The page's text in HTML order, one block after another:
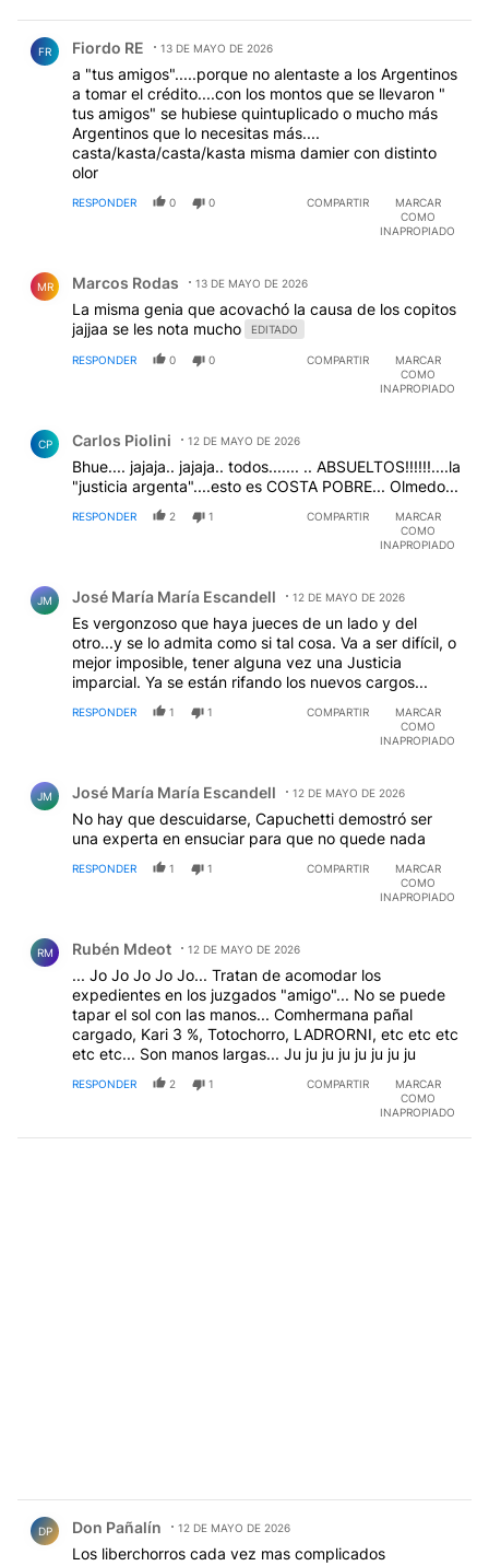
FR Fiordo RE 13 DE MAYO DE 2026
a "tus amigos".....porque no alentaste a los Argentinos
a tomar el crédito....con los montos que se llevaron "
tus amigos" se hubiese quintuplicado o mucho más
Argentinos que lo necesitas más....
casta/kasta/casta/kasta misma damier con distinto
olor
RESPONDER 0 0 COMPARTIR
MARCAR
COMO
INAPROPIADO
MR Marcos Rodas 13 DE MAYO DE 2026
La misma genia que acovachó la causa de los copitos
jajjaa se les nota mucho
EDITADO
RESPONDER 0 0 COMPARTIR
MARCAR
COMO
INAPROPIADO
CP Carlos Piolini 12 DE MAYO DE 2026
Bhue.... jajaja.. jajaja.. todos....... .. ABSUELTOS!!!!!!....la
"justicia argenta"....esto es COSTA POBRE... Olmedo...
RESPONDER 2 1 COMPARTIR
MARCAR
COMO
INAPROPIADO
JM José María María Escandell 12 DE MAYO DE 2026
Es vergonzoso que haya jueces de un lado y del
otro...y se lo admita como si tal cosa. Va a ser difícil, o
mejor imposible, tener alguna vez una Justicia
imparcial. Ya se están rifando los nuevos cargos...
RESPONDER 1 1 COMPARTIR
MARCAR
COMO
INAPROPIADO
JM José María María Escandell 12 DE MAYO DE 2026
No hay que descuidarse, Capuchetti demostró ser
una experta en ensuciar para que no quede nada
RESPONDER 1 1 COMPARTIR
MARCAR
COMO
INAPROPIADO
RM Rubén Mdeot 12 DE MAYO DE 2026
... Jo Jo Jo Jo Jo... Tratan de acomodar los
expedientes en los juzgados "amigo"... No se puede
tapar el sol con las manos... Comhermana pañal
cargado, Kari 3 %, Totochorro, LADRORNI, etc etc etc
etc etc... Son manos largas... Ju ju ju ju ju ju ju ju
RESPONDER 2 1 COMPARTIR
MARCAR
COMO
INAPROPIADO
DP Don Pañalín 12 DE MAYO DE 2026
Los liberchorros cada vez mas complicados